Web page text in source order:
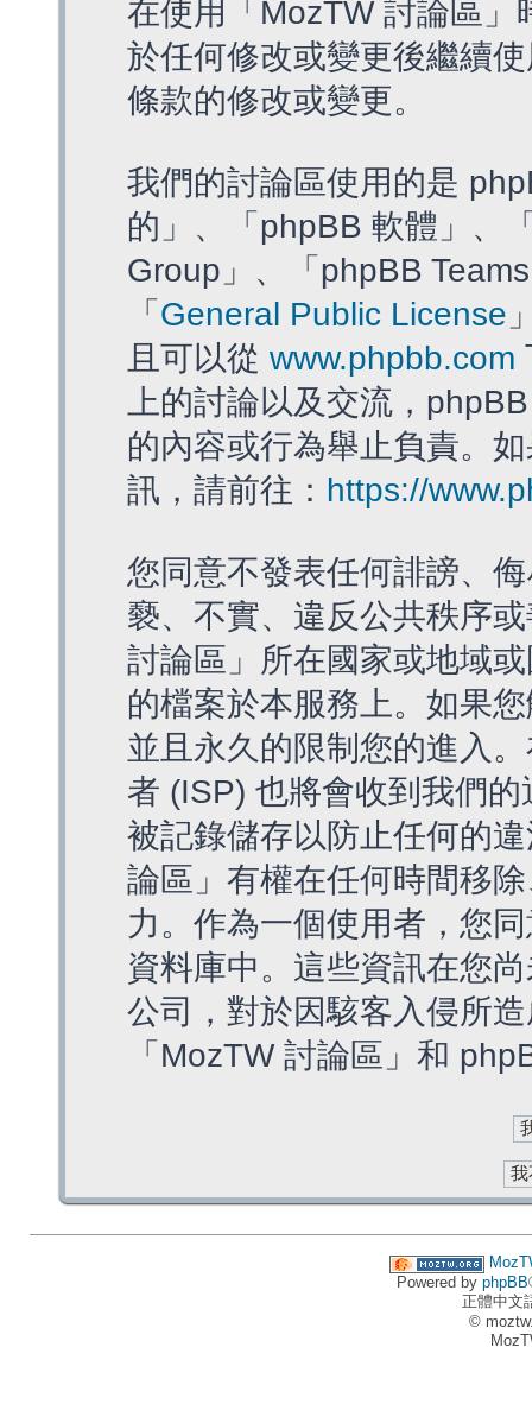
在使用「MozTW 討論區
於任何修改或變更後繼續
條款的修改或變更。
我們的討論區使用的是
的」、「phpBB 軟體」、
Group」、「phpBB
「 General Public License
且可以從 www.phpbb.com
上的討論以及交流，
的內容或行為舉止負責。
訊，請前往： https://
您同意不發表任何誹謗、
褻、不實、違反公共秩序
討論區」所在國家或地域
的檔案於本服務上。如果
並且永久的限制您的進入
者 (ISP) 也將會收到我們
被記錄儲存以防止任何的
論區」有權在任何時間移
力。作為一個使用者，您
資料庫中。這些資訊在您
公司，對於因駭客入侵所
「MozTW 討論區」和
Powered by phpBB
正體中文
©